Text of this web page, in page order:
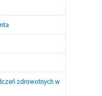
zdrowotnych w